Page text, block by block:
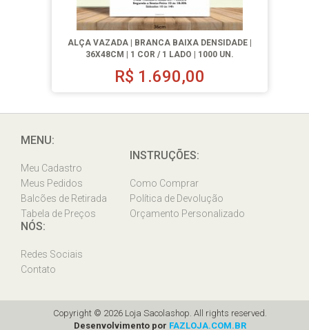
ALÇA VAZADA | BRANCA BAIXA DENSIDADE |
36X48CM | 1 COR / 1 LADO | 1000 UN.
R$ 1.690,00
MENU:
Meu Cadastro
Meus Pedidos
Balcões de Retirada
Tabela de Preços
INSTRUÇÕES:
Como Comprar
Política de Devolução
Orçamento Personalizado
NÓS:
Redes Sociais
Contato
Copyright © 2026 Loja Sacolashop. All rights reserved.
Desenvolvimento por FAZLOJA.COM.BR